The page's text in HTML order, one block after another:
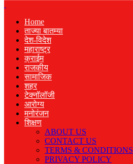
Home
ताज्या बातम्या
देश-विदेश
महाराष्ट्र
क्राईम
राजकीय
सामाजिक
शहर
टेक्नॉलॉजी
आरोग्य
मनोरंजन
शिक्षण
ABOUT US
CONTACT US
TERMS & CONDITIONS
PRIVACY POLICY